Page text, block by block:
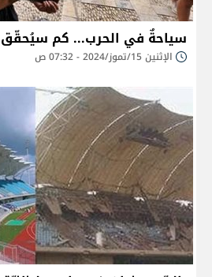
سياحةٌ في الحرب... كم سيُحقّق
الإثنين 15/تموز/2024 - 07:32 ص